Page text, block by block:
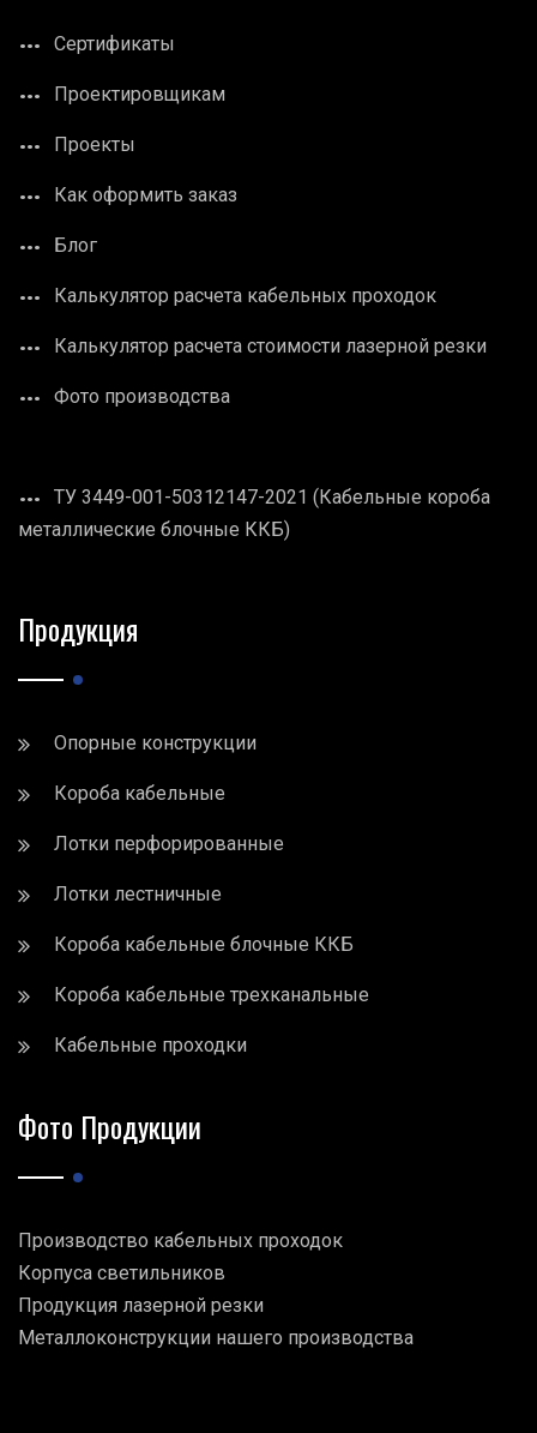
Сертификаты
Проектировщикам
Проекты
Как оформить заказ
Блог
Калькулятор расчета кабельных проходок
Калькулятор расчета стоимости лазерной резки
Фото производства
ТУ 3449-001-50312147-2021 (Кабельные короба
металлические блочные ККБ)
Продукция
Опорные конструкции
Короба кабельные
Лотки перфорированные
Лотки лестничные
Короба кабельные блочные ККБ
Короба кабельные трехканальные
Кабельные проходки
Фото Продукции
Производство кабельных проходок
Корпуса светильников
Продукция лазерной резки
Металлоконструкции нашего производства